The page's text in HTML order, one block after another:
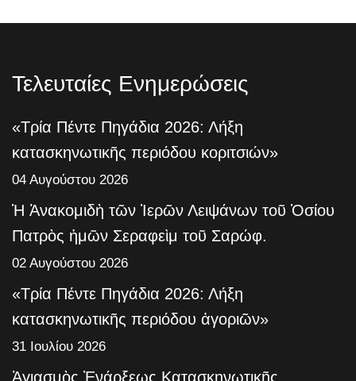
Τελευταίες Ενημερώσεις
«Τρία Πέντε Πηγάδια 2026: Λήξη
κατασκηνωτικῆς περιόδου κοριτσιών»
04 Αυγούστου 2026
Ἡ Ἀνακομιδὴ τῶν Ἱερῶν Λειψάνων τοῦ Ὁσίου
Πατρὸς ἡμῶν Σεραφεὶμ τοῦ Σαρώφ.
02 Αυγούστου 2026
«Τρία Πέντε Πηγάδια 2026: Λήξη
κατασκηνωτικῆς περιόδου ἀγοριῶν»
31 Ιουλίου 2026
Ἁγιασμὸς Ἐνάρξεως Κατασκηνωτικῆς